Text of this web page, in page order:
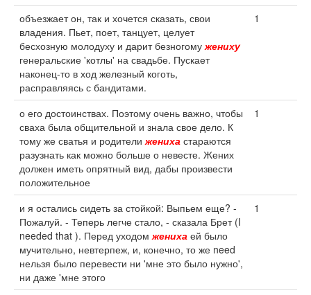
объезжает он, так и хочется сказать, свои
владения. Пьет, поет, танцует, целует
бесхозную молодуху и дарит безногомужениху
генеральские 'котлы' на свадьбе. Пускает
наконец-то в ход железный коготь,
расправляясь с бандитами.
1
о его достоинствах. Поэтому очень важно, чтобы
сваха была общительной и знала свое дело. К
тому же сватья и родителижениха стараются
разузнать как можно больше о невесте. Жених
должен иметь опрятный вид, дабы произвести
положительное
1
и я остались сидеть за стойкой: Выпьем еще? -
Пожалуй. - Теперь легче стало, - сказала Брет (I
needed that ). Перед уходомжениха ей было
мучительно, невтерпеж, и, конечно, то же need
нельзя было перевести ни 'мне это было нужно',
ни даже 'мне этого
1